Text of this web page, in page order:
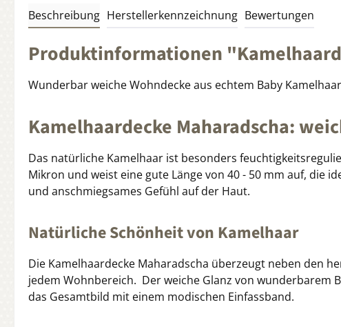
Beschreibung Herstellerkennzeichnung Bewertungen
Produktinformationen
Wunderbar weiche Wohndecke aus echtem Baby
Kamelhaardecke Maharadscha:
Das natürliche Kamelhaar ist besonders
Mikron und weist eine gute Länge von 40 - 50 mm auf, die
und anschmiegsames Gefühl auf der Haut.
Natürliche Schönheit von Kamelhaar
Die Kamelhaardecke Maharadscha überzeugt neben den
jedem Wohnbereich. Der weiche Glanz von wunderbarem
das Gesamtbild mit einem modischen Einfassband.